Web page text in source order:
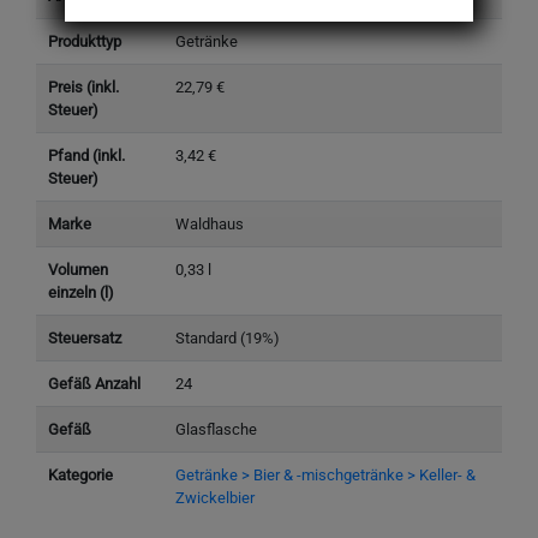
Produkttyp Getränke
Preis (inkl.
Steuer)
22,79 €
Pfand (inkl.
Steuer)
3,42 €
Marke Waldhaus
Volumen
einzeln (l)
0,33 l
Steuersatz Standard (19%)
Gefäß Anzahl 24
Gefäß Glasflasche
Kategorie
Getränke > Bier & -mischgetränke > Keller- &
Zwickelbier